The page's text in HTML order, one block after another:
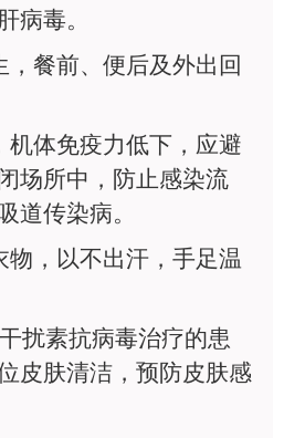
病毒。
，餐前、便后及外出回
机体免疫力低下，应避
场所中，防止感染流
道传染病。
物，以不出汗，手足温
扰素抗病毒治疗的患
皮肤清洁，预防皮肤感